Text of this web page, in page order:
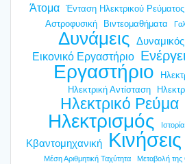
Άτομα Ένταση Ηλεκτρικού Ρεύματος
Αστροφυσική
Βιντεομαθήματα
Δυνάμεις
Εικονικό Εργαστήριο
Εργαστήριο
Ηλεκτρική Αντίσταση
Ηλεκτρικό Ρεύμα
Ηλεκτρισμός
Κβαντομηχανική Κινήσεις
Μέση Αριθμητική Ταχύτητα Μεταβολή